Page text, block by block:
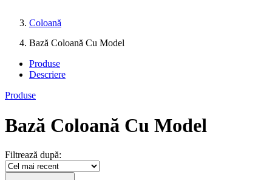
Coloană
Bază Coloană Cu Model
Produse
Descriere
Produse
Bază Coloană Cu Model
Filtrează după: